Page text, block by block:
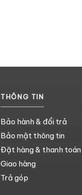
THÔNG TIN
Bảo hành & đổi trả
Bảo mật thông tin
Đặt hàng & thanh toán
Giao hàng
Trả góp